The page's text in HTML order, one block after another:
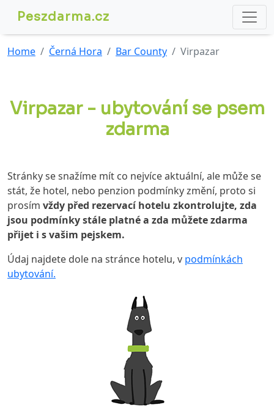
Peszdarma.cz
Home Černá Hora Bar County Virpazar
Virpazar - ubytování se psem
zdarma
Stránky se snažíme mít co nejvíce aktuální, ale může se
stát, že hotel, nebo penzion podmínky změní, proto si
prosím vždy před rezervací hotelu zkontrolujte, zda
jsou podmínky stále platné a zda můžete zdarma
přijet i s vašim pejskem.
Údaj najdete dole na stránce hotelu, v podmínkách
ubytování.